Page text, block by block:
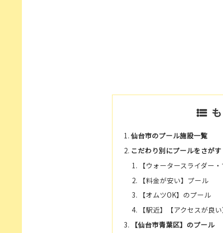
仙台市のプール施設一覧
こだわり別にプールをさがす
【ウォータースライダー
【料金が安い】プール
【オムツOK】のプール
【駅近】【アクセスが良
【仙台市青葉区】のプール